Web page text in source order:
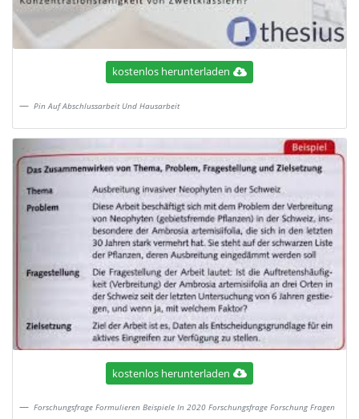
kostenlos herunterladen
Pin Auf Abschlussarbeit Und Hausarbeit
kostenlos herunterladen
Forschungsfrage Formulieren Beispiele In 2020 Forschungsfrage Forschung Fragen